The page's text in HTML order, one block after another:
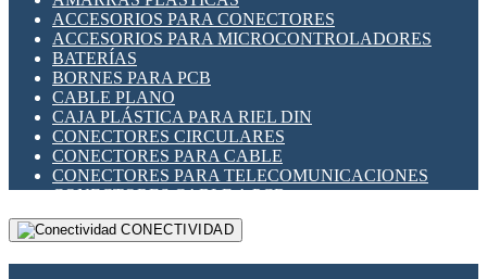
INDICADORES PARA PANEL
INTERFACES DE RELÉ
INTERRUPTORES FIN DE CARRERA
LLAVES CONMUTADORAS
MEDIDORES DE ENERGÍA Y TC'S DE CORRIENTE
MOTORES PASO A PASO
PANTALLAS HMI
PLC -CONTROLADORES LÓGICO PROGRAMABLES
PROGRAMADORES DE HORARIO
RELÉS DE PROTECCIÓN
SENSORES CAPACITIVOS
ACCESORIOS PARA CONECTORES
ACCESORIOS PARA MICROCONTROLADORES
BATERÍAS
BORNES PARA PCB
CABLE PLANO
CAJA PLÁSTICA PARA RIEL DIN
CONECTORES CIRCULARES
CONECTORES PARA CABLE
CONECTORES PARA TELECOMUNICACIONES
CONECTORES CABLE A PCB
CONECTORES PCB A CABLE
DIP SWITCHESCONECTIVIDAD